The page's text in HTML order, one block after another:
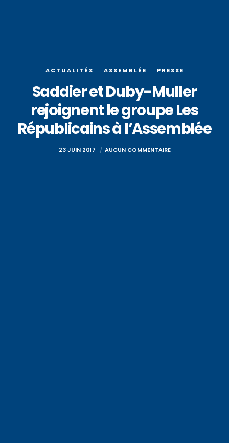
ACTUALITÉS ASSEMBLÉE PRESSE
Saddier et Duby-Muller
rejoignent le groupe Les
Républicains à l’Assemblée
23 JUIN 2017 AUCUN COMMENTAIRE